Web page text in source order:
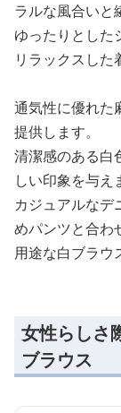
ラルな風合いと
ゆったりとした
リラックスした
通気性に優れた
提供します。
清潔感のある白
しい印象を与え
カジュアルなデ
めパンツと合わ
用途な白ブラウ
女性らしさ
ブラウス